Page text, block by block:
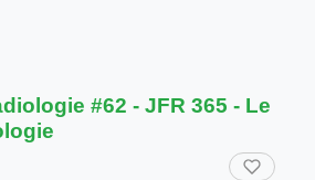
#62 - JFR 365 - Le